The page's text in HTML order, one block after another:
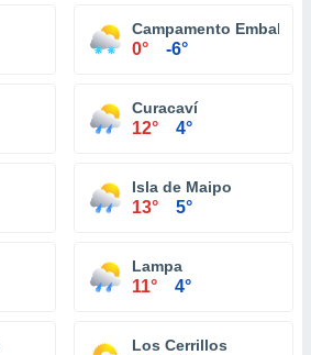
Campamento Embalse
0° -6°
Curacaví
12° 4°
Isla de Maipo
13° 5°
Lampa
11° 4°
Los Cerrillos